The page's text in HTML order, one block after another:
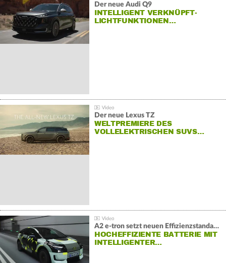
Der neue Audi Q9
INTELLIGENT VERKNÜPFT-
LICHTFUNKTIONEN…
Der neue Lexus TZ
WELTPREMIERE DES
VOLLELEKTRISCHEN SUVS…
A2 e-tron setzt neuen Effizienzstandard bei Audi
HOCHEFFIZIENTE BATTERIE MIT
INTELLIGENTER…